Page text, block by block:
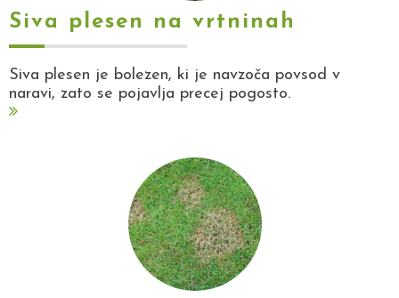
Siva plesen na vrtninah
Siva plesen je bolezen, ki je navzoča povsod v
naravi, zato se pojavlja precej pogosto.